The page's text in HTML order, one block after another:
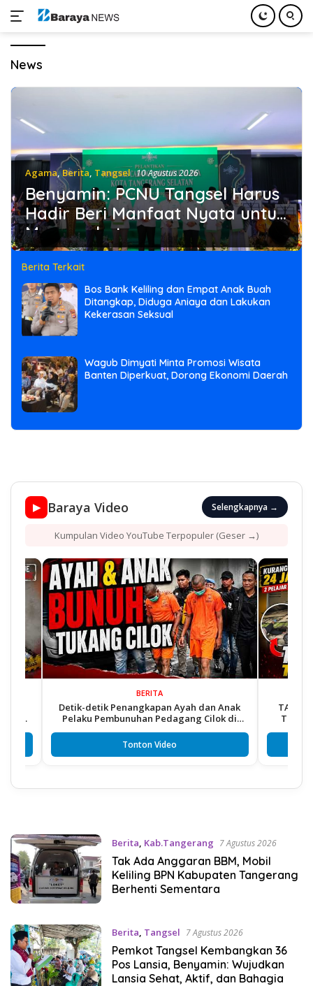
konten
News
Agama,Berita, Tangsel 10 Agustus 2026
Benyamin: PCNU Tangsel Harus
Hadir Beri Manfaat Nyata untuk
Masyarakat
Berita Terkait
Bos Bank Keliling dan Empat Anak Buah
Ditangkap, Diduga Aniaya dan Lakukan
Kekerasan Seksual
Wagub Dimyati Minta Promosi Wisata
Banten Diperkuat, Dorong Ekonomi Daerah
▶ Baraya Video Selengkapnya →
Kumpulan Video YouTube Terpopuler (Geser →)
BERITA
Detik-detik Penangkapan Ayah dan Anak
Pelaku Pembunuhan Pedagang Cilok di
Cikupa
Tonton Video
TAWURAN
Tangkap 2
Berita, Kab.Tangerang 7 Agustus 2026
Tak Ada Anggaran BBM, Mobil
Keliling BPN Kabupaten Tangerang
Berhenti Sementara
Berita, Tangsel 7 Agustus 2026
Pemkot Tangsel Kembangkan 36
Pos Lansia, Benyamin: Wujudkan
Lansia Sehat, Aktif, dan Bahagia